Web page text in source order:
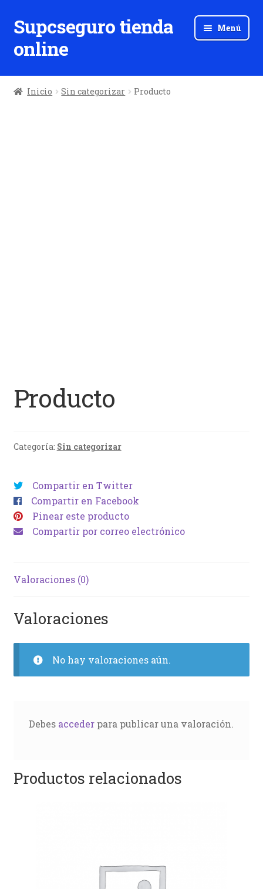
Ir
a
la
Ir
al
contenido
Supcseguro tienda
online
Menú
Inicio Sin categorizar Producto
Producto
Categoría: Sin categorizar
Compartir en Twitter
Compartir en Facebook
Pinear este producto
Compartir por correo electrónico
Valoraciones (0)
Valoraciones
No hay valoraciones aún.
Debes accederpara publicar una valoración.
Productos relacionados